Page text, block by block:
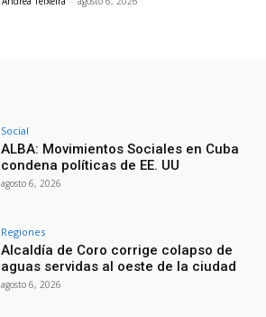
Social
ALBA: Movimientos Sociales en Cuba
condena políticas de EE. UU
agosto 6, 2026
Regiones
Alcaldía de Coro corrige colapso de
aguas servidas al oeste de la ciudad
agosto 6, 2026